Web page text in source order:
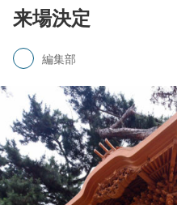
来場決定
編集部